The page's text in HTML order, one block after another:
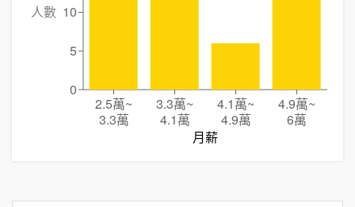
2.5萬~
3.3萬
3.3萬~
4.1萬
4.1萬~
4.9萬
4.9萬~
6萬
月薪
0
5
10
人數